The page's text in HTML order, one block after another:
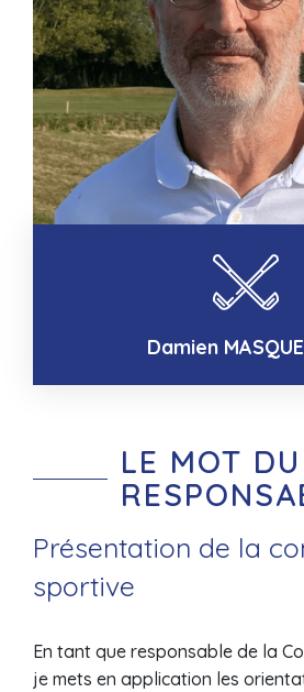
Damien
LE MOT DU
Présentation de la
sportive
En tant que responsable de la
je mets en application les